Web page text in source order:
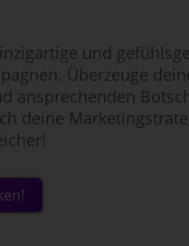
und
Überzeuge
ansprechenden
deine